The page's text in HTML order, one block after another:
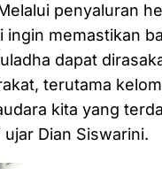
penyaluran
ingin memastikan
dapat
terutama
kita yang
ujar Dian Siswarini.